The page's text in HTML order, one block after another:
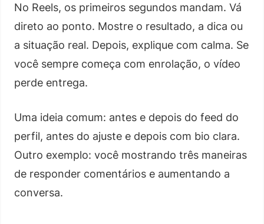
No Reels, os primeiros segundos mandam. Vá
direto ao ponto. Mostre o resultado, a dica ou
a situação real. Depois, explique com calma. Se
você sempre começa com enrolação, o vídeo
perde entrega.
Uma ideia comum: antes e depois do feed do
perfil, antes do ajuste e depois com bio clara.
Outro exemplo: você mostrando três maneiras
de responder comentários e aumentando a
conversa.